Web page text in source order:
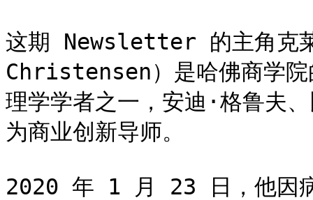
这期 Newsletter 的主角克
Christensen）是哈佛商学院
理学学者之一，安迪·格鲁夫
为商业创新导师。
2020 年 1 月 23 日，他因